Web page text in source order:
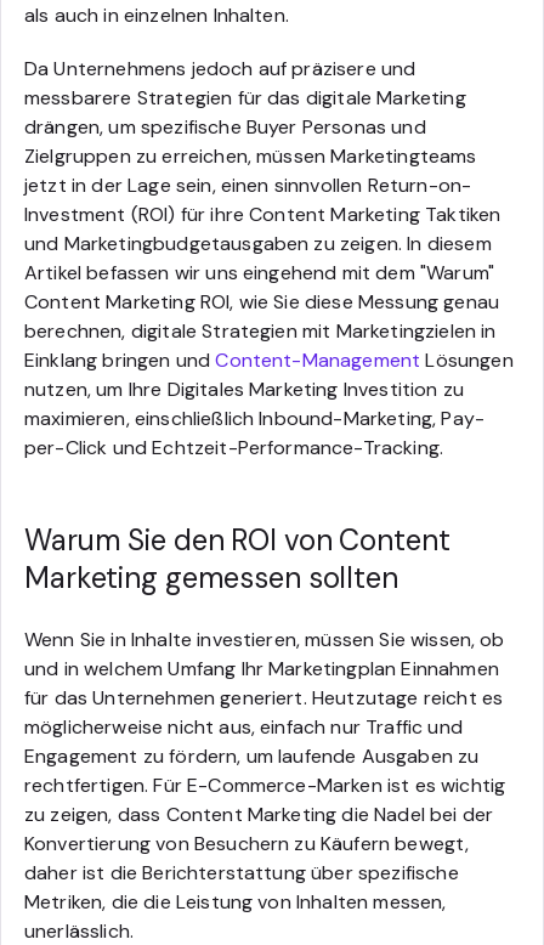
als auch in einzelnen Inhalten.
Da Unternehmens jedoch auf präzisere und
messbarere Strategien für das digitale Marketing
drängen, um spezifische Buyer Personas und
Zielgruppen zu erreichen, müssen Marketingteams
jetzt in der Lage sein, einen sinnvollen Return-on-
Investment (ROI) für ihre Content Marketing Taktiken
und Marketingbudgetausgaben zu zeigen. In diesem
Artikel befassen wir uns eingehend mit dem "Warum"
Content Marketing ROI, wie Sie diese Messung genau
berechnen, digitale Strategien mit Marketingzielen in
Einklang bringen undContent-Management Lösungen
nutzen, um Ihre Digitales Marketing Investition zu
maximieren, einschließlich Inbound-Marketing, Pay-
per-Click und Echtzeit-Performance-Tracking.
Warum Sie den ROI von Content
Marketing gemessen sollten
Wenn Sie in Inhalte investieren, müssen Sie wissen, ob
und in welchem Umfang Ihr Marketingplan Einnahmen
für das Unternehmen generiert. Heutzutage reicht es
möglicherweise nicht aus, einfach nur Traffic und
Engagement zu fördern, um laufende Ausgaben zu
rechtfertigen. Für E-Commerce-Marken ist es wichtig
zu zeigen, dass Content Marketing die Nadel bei der
Konvertierung von Besuchern zu Käufern bewegt,
daher ist die Berichterstattung über spezifische
Metriken, die die Leistung von Inhalten messen,
unerlässlich.